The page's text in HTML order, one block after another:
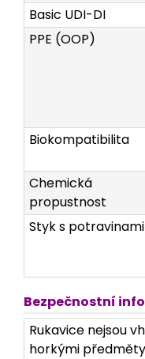
Basic UDI-DI
PPE (OOP)
Biokompatibilita
Chemická
propustnost
Styk s potravinami
Bezpečnostní
Rukavice nejsou
horkými předměty